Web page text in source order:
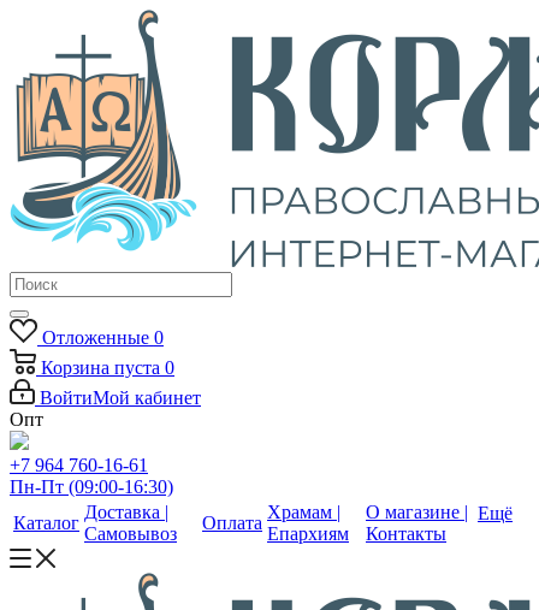
Отложенные 0
Корзина пуста 0
ВойтиМой кабинет
Опт
+7 964 760-16-61
Пн-Пт (09:00-16:30)
Каталог
Доставка |
Самовывоз
Оплата
Храмам |
Епархиям
О магазине |
Контакты
Ещё